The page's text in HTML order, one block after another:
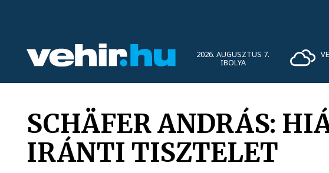
2026. AUGUSZTUS 7.
IBOLYA
SCHÄFER ANDRÁS:
IRÁNTI TISZTELET